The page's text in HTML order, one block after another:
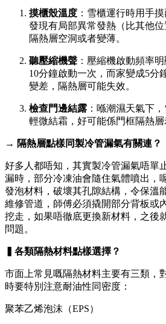
摸櫃殼溫度 ：雪櫃運行時用手
發現有局部異常發熱（比其他
隔熱層空洞或者變薄。
聽壓縮機聲 ：壓縮機啟動頻率
10分鐘啟動一次，而家變成5分
變差，隔熱層可能失效。
檢查門邊結露 ：喺潮濕天氣下
輕微結霜，好可能係門框隔熱層
→ 隔熱層點樣同製冷管漏氣有關連？
好多人都唔知，其實製冷管漏氣唔單
漏時，部分冷凍油會隨住氣體噴出，
發泡材料，破壞其孔隙結構，令保溫
維修管道，師傅必須撬開部分背板或
挖走，如果唔徹底更換新材料，之後
問題。
▍各類隔熱材料點樣選擇？
市面上常見嘅隔熱材料主要有三類，
時要特別注意耐油性同密度：
聚苯乙烯泡沫（EPS）